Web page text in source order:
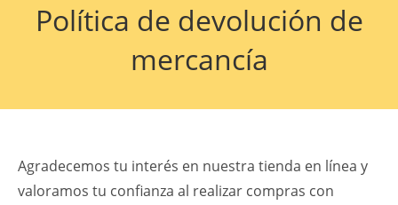
Política de devolución de
mercancía
Agradecemos tu interés en nuestra tienda en línea y
valoramos tu confianza al realizar compras con